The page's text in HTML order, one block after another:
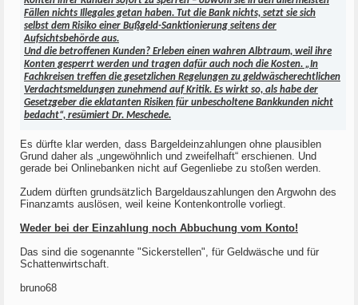
Fällen nichts Illegales getan haben. Tut die Bank nichts, setzt sie sich
selbst dem Risiko einer Bußgeld-Sanktionierung seitens der
Aufsichtsbehörde aus.
Und die betroffenen Kunden? Erleben einen wahren Albtraum, weil ihre
Konten gesperrt werden und tragen dafür auch noch die Kosten. „In
Fachkreisen treffen die gesetzlichen Regelungen zu geldwäscherechtlichen
Verdachtsmeldungen zunehmend auf Kritik. Es wirkt so, als habe der
Gesetzgeber die eklatanten Risiken für unbescholtene Bankkunden nicht
bedacht“, resümiert Dr. Meschede.
Es dürfte klar werden, dass Bargeldeinzahlungen ohne plausiblen
Grund daher als „ungewöhnlich und zweifelhaft“ erschienen. Und
gerade bei Onlinebanken nicht auf Gegenliebe zu stoßen werden.
Zudem dürften grundsätzlich Bargeldauszahlungen den Argwohn des
Finanzamts auslösen, weil keine Kontenkontrolle vorliegt.
Weder bei der Einzahlung noch Abbuchung vom Konto!
Das sind die sogenannte "Sickerstellen", für Geldwäsche und für
Schattenwirtschaft.
bruno68